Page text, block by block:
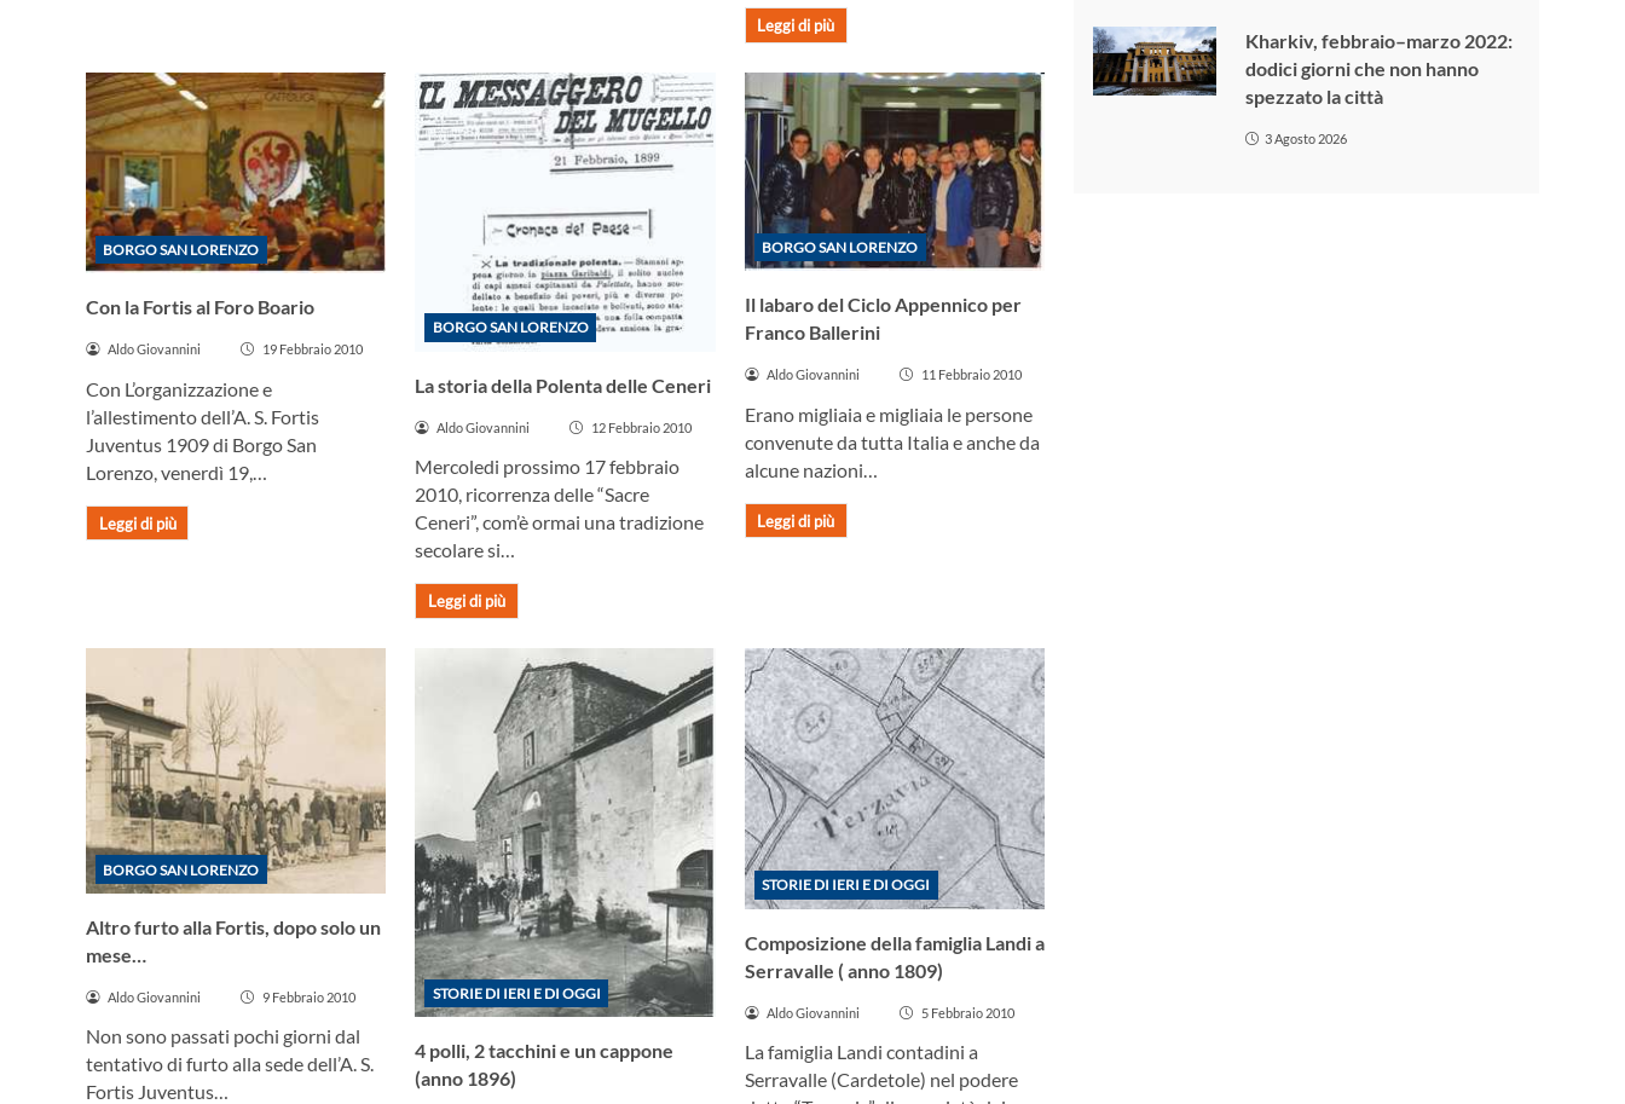
Leggi di più
BORGO SAN LORENZO
Con la Fortis al Foro Boario
Aldo Giovannini 19 Febbraio 2010
Con L’organizzazione e
l’allestimento dell’A. S. Fortis
Juventus 1909 di Borgo San
Lorenzo, venerdì 19,…
Leggi di più
BORGO SAN LORENZO
La storia della Polenta delle Ceneri
Aldo Giovannini 12 Febbraio 2010
Mercoledi prossimo 17 febbraio
2010, ricorrenza delle “Sacre
Ceneri”, com’è ormai una tradizione
secolare si…
Leggi di più
BORGO SAN LORENZO
Il labaro del Ciclo Appennico per
Franco Ballerini
Aldo Giovannini 11 Febbraio 2010
Erano migliaia e migliaia le persone
convenute da tutta Italia e anche da
alcune nazioni…
Leggi di più
BORGO SAN LORENZO
Altro furto alla Fortis, dopo solo un
mese…
Aldo Giovannini 9 Febbraio 2010
Non sono passati pochi giorni dal
tentativo di furto alla sede dell’A. S.
Fortis Juventus…
STORIE DI IERI E DI OGGI
4 polli, 2 tacchini e un cappone
(anno 1896)
STORIE DI IERI E DI OGGI
Composizione della famiglia Landi a
Serravalle ( anno 1809)
Aldo Giovannini 5 Febbraio 2010
La famiglia Landi contadini a
Serravalle (Cardetole) nel podere
Kharkiv, febbraio–marzo 2022:
dodici giorni che non hanno
spezzato la città
3 Agosto 2026